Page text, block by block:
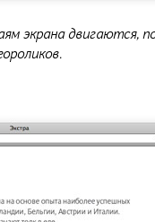
экрана двигаются,